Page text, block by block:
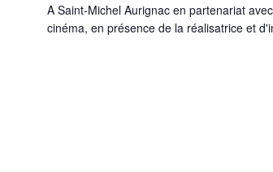
A Saint-Michel Aurignac en partenariat
cinéma, en présence de la réalisatrice et